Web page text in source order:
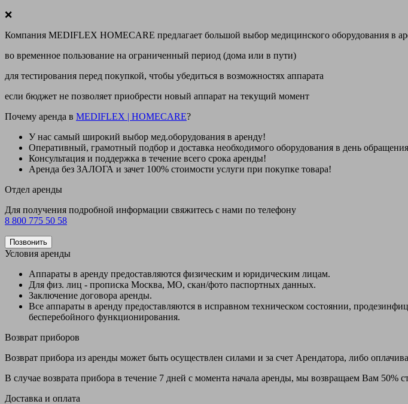
❌
Компания MEDIFLEX HOMECARE предлагает большой выбор медицинского оборудования в
во временное пользование на ограниченный период (дома или в пути)
для тестирования перед покупкой, чтобы убедиться в возможностях аппарата
если бюджет не позволяет приобрести новый аппарат на текущий момент
Почему аренда в MEDIFLEX | HOMECARE?
У нас самый широкий выбор мед.оборудования в аренду!
Оперативный, грамотный подбор и доставка необходимого оборудования в день обращения
Консультация и поддержка в течение всего срока аренды!
Аренда без ЗАЛОГА и зачет 100% стоимости услуги при покупке товара!
Отдел аренды
Для получения подробной информации свяжитесь с нами по телефону
8 800 775 50 58
Позвонить
Условия аренды
Аппараты в аренду предоставляются физическим и юридическим лицам.
Для физ. лиц - прописка Москва, МО, скан/фото паспортных данных.
Заключение договора аренды.
Все аппараты в аренду предоставляются в исправном техническом состоянии,
бесперебойного функционирования.
Возврат приборов
Возврат прибора из аренды может быть осуществлен силами и за счет Арендатора, либо
В случае возврата прибора в течение 7 дней с момента начала аренды, мы возвращаем Вам 50%
Доставка и оплата